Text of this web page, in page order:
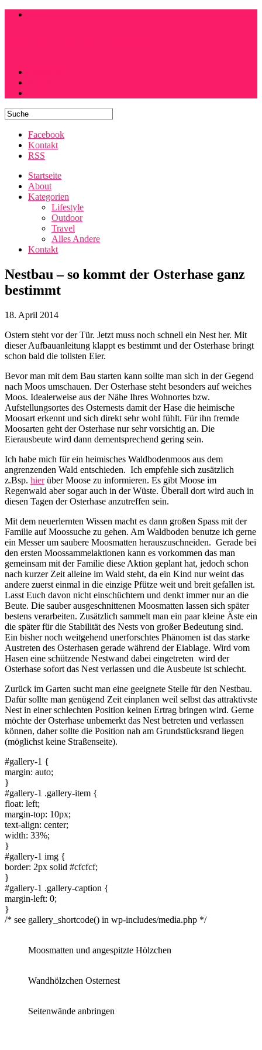
Facebook
Kontakt
RSS
Startseite
About
Kategorien
Lifestyle
Outdoor
Travel
Alles Andere
Kontakt
Nestbau – so kommt der Osterhase ganz
bestimmt
18. April 2014
Ostern steht vor der Tür. Jetzt muss noch schnell ein Nest her. Mit
dieser Aufbauanleitung klappt es bestimmt und der Osterhase bringt
schon bald die tollsten Eier.
Bevor man mit dem Bau starten kann sollte man sich in der Gegend
nach Moos umschauen. Der Osterhase steht besonders auf weiches
Moos. Idealerweise aus der Nähe Ihres Wohnortes bzw.
Aufstellungsortes des Osternests damit der Hase die heimische
Moosart erkennt und sich direkt sehr wohl fühlt. Für ihn fremde
Moosarten geht der Osterhase nur sehr vorsichtig an. Die
Eierausbeute wird dann dementsprechend gering sein.
Ich habe mich für ein heimisches Waldbodenmoos aus dem
angrenzenden Wald entschieden. Ich empfehle sich zusätzlich
z.Bsp. hierüber Moose zu informieren. Es gibt Moose im
Regenwald aber sogar auch in der Wüste. Überall dort wird auch in
diesen Tagen der Osterhase anzutreffen sein.
Mit dem neuerlernten Wissen macht es dann großen Spass mit der
Familie auf Moossuche zu gehen. Am Waldboden benutze ich gerne
ein Messer um saubere Moosmatten herauszuschneiden. Gerade bei
den ersten Moossammelaktionen kann es vorkommen das man
gemeinsam mit der Familie diese Aktion geplant hat, jedoch schon
nach kurzer Zeit alleine im Wald steht, da ein Kind nur weint das
andere zuerst einmal in die einzige Pfütze weit und breit gefallen ist.
Lasst Euch davon nicht einschüchtern und denkt immer nur an die
Beute. Die sauber ausgeschnittenen Moosmatten lassen sich später
bestens verarbeiten. Zusätzlich sammelt man ein paar kleine Äste ein
die später für die Stabilität des Nests von großer Bedeutung sind.
Ein bisher noch weitgehend unerforschtes Phänomen ist das starke
Austreten des Osterhasen gerade während der Eiablage. Wird vom
Hasen eine schützende Nestwand dabei eingetreten wird der
Osterhase sofort das Nest verlassen und die Ausbeute ist schlecht.
Zurück im Garten sucht man eine geeignete Stelle für den Nestbau.
Dafür sollte man genügend Zeit einplanen weil selbst das attraktivste
Nest in einer schlechten Position keinen Ertrag bringen wird. Gerne
möchte der Osterhase unbemerkt das Nest betreten und verlassen
können, daher sollte die Position nah am Grundstücksrand liegen
(möglichst keine Straßenseite).
#gallery-1 {
margin: auto;
}
#gallery-1 .gallery-item {
float: left;
margin-top: 10px;
text-align: center;
width: 33%;
}
#gallery-1 img {
border: 2px solid #cfcfcf;
}
#gallery-1 .gallery-caption {
margin-left: 0;
}
/* see gallery_shortcode() in wp-includes/media.php */
Moosmatten und angespitzte Hölzchen
Wandhölzchen Osternest
Seitenwände anbringen